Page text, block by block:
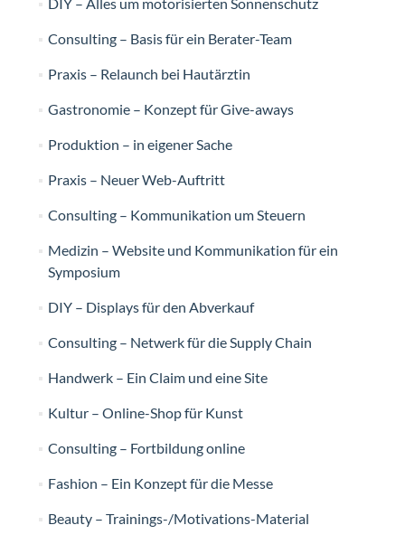
Consulting – Basis für ein Berater-Team
Praxis – Relaunch bei Hautärztin
Gastronomie – Konzept für Give-aways
Produktion – in eigener Sache
Praxis – Neuer Web-Auftritt
Consulting – Kommunikation um Steuern
Medizin – Website und Kommunikation für ein
Symposium
DIY – Displays für den Abverkauf
Consulting – Netwerk für die Supply Chain
Handwerk – Ein Claim und eine Site
Kultur – Online-Shop für Kunst
Consulting – Fortbildung online
Fashion – Ein Konzept für die Messe
Beauty – Trainings-/Motivations-Material